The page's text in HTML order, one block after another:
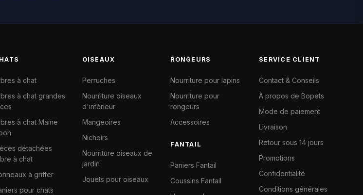
à chat
à chat grandes
à chat Maine
détachées
à chat
à griffer
pour chats
OISEAUX
Perruches
Nourriture oiseaux
d'intérieur
Mangeoires
Nichoirs
Nourriture oiseaux de
jardin
Jouets pour oiseaux
RONGEURS
Nourriture pour lapins
Nourriture pour
rongeurs
Accessoires
FANTAIL
Paniers Fantail
Coussins Fantail
SERVICE CLIENT
Contact & Conseils
À propos de Bopets
Mode de paiement
Livraison
Retour sous 14 jours
Promotions
Confidentialité
Conditions générales